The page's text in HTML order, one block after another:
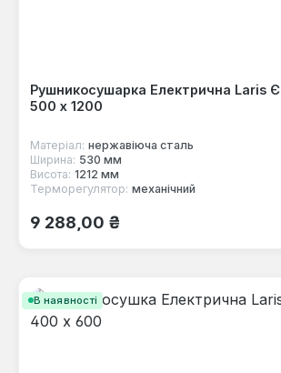
Рушникосушарка Електрична Laris
500 х 1200
Матеріал: нержавіюча сталь
Ширина: 530 мм
Висота: 1212 мм
Терморегулятор: механічний
Звичайна ціна:
9 288,00 ₴
В наявності